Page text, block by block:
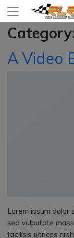
Category:
A Video
Lorem ipsum dolor
sed vulputate
facilisis ultrices